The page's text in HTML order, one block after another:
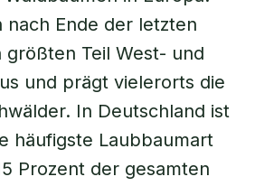
nach Ende der letzten
größten Teil West- und
und prägt vielerorts die
In Deutschland ist
häufigste Laubbaumart
Prozent der gesamten